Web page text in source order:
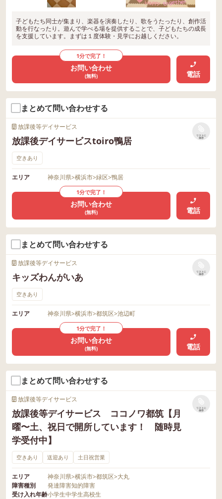
子どもたち同士が集まり、楽器を演奏したり、歌をうたったり、創作活
動を行なったり。遊んで学べる場を提供することで、子どもたちの成長
を支援しています。まずは１度体験・見学にお越しください。
1分で完了！
お問い合わせ
(無料) 電話
まとめて問い合わせする
放課後等デイサービス
放課後デイサービスtoiro鴨居
リストに
保存
空きあり
エリア 神奈川県>横浜市>緑区>鴨居
1分で完了！
お問い合わせ
(無料) 電話
まとめて問い合わせする
放課後等デイサービス
キッズわんがいあ
リストに
保存
空きあり
エリア 神奈川県>横浜市>都筑区>池辺町
1分で完了！
お問い合わせ
(無料) 電話
まとめて問い合わせする
放課後等デイサービス
放課後等デイサービス ココノワ都筑【月
曜〜土、祝日で開所しています！ 随時見
学受付中】
リストに
保存
空きあり 送迎あり 土日祝営業
エリア 神奈川県>横浜市>都筑区>大丸
障害種別
発達障害知的障害
受け入れ年齢小学生中学生高校生